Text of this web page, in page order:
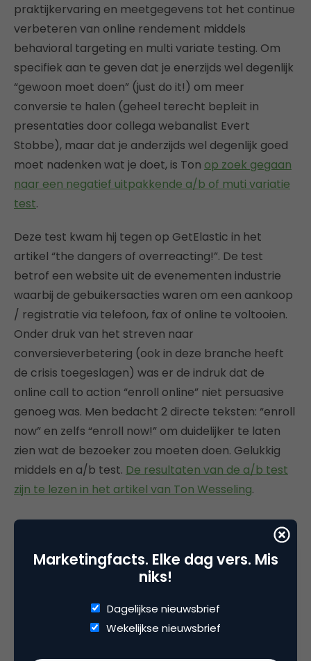
praktijkervaring en meetgegevens tot het continue
verbeteren van online rendement middels
behavioral targeting en multi variate testing. Om
specifiek aan te geven dat je enerzijds wel degenlijk
“gewoon moet doen” (just do it!) om meer
conversie te halen (geheel terecht bepleit in
presentaties door collega webanalist Evert
Stobbe), maar dat je anderzijds wel degenlijk goed
moet nadenken wat je doet, is Ton op zoek gegaan
naar een negatief uitpakkende a/b of muti variatie
test.
Deze test kwam hij tegen op GetElastic in het
artikel “the dangers of overreacting!”. De test
betrof een website uit de evenementen industrie
waarbij de gebuikersacties waren om een aankoop
/ registratie via telefoon, fax of online te voltooien.
Onder druk van het streven naar
conversieverbetering (ook in deze branche heeft
de crisis toegeslagen) was er de indruk dat de
online call to action “enroll online” niet persuasive
genoeg was. Men bedacht 2 directe teksten: “enroll
now” en zelfs “enroll now!” om duidelijker te laten
zien wat de bezoeker zou moeten doen. Gelukkig
middels en a/b test. De resultaten van de a/b test
zijn te lezen in het artikel van Ton Wesseling.
Deel dit artikel
Marketingfacts. Elke dag vers. Mis
niks!
Dagelijkse nieuwsbrief
Wekelijkse nieuwsbrief